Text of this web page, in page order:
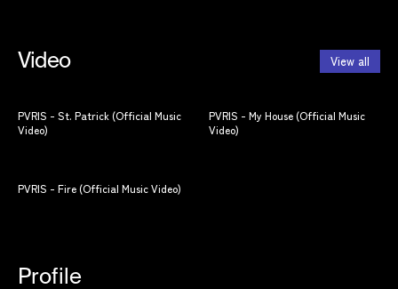
Video View all
PVRIS - St. Patrick (Official Music
Video)
PVRIS - My House (Official Music
Video)
PVRIS - Fire (Official Music Video)
Profile